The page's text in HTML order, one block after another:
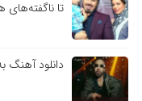
تا ناگفته‌های
دانلود آهنگ